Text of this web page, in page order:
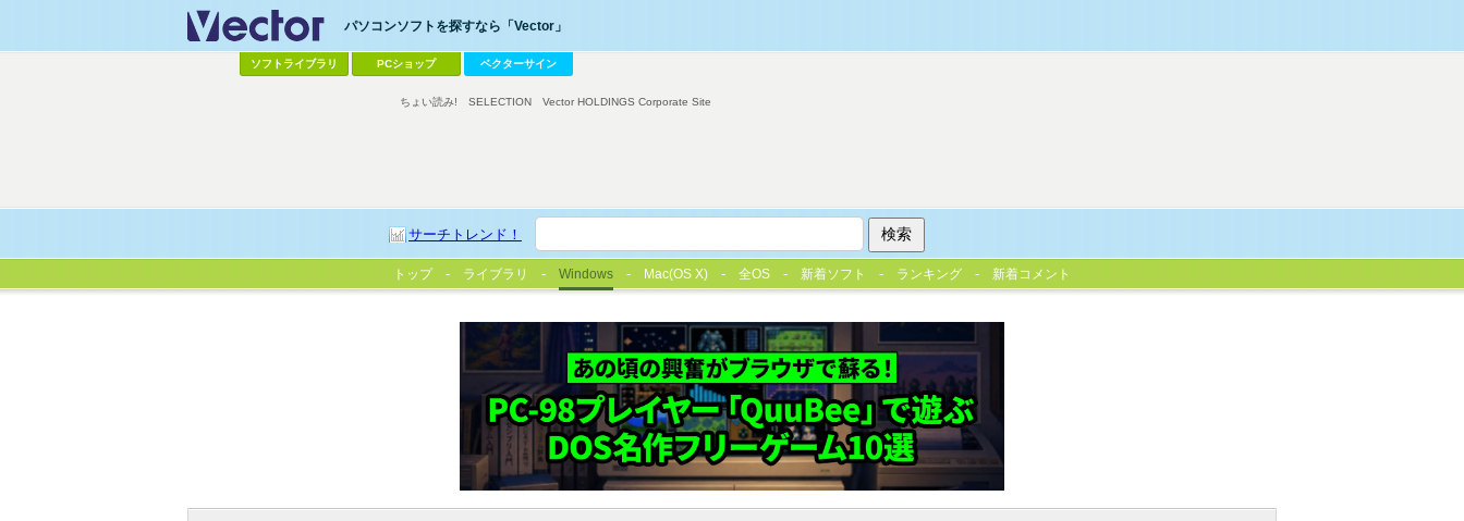
パソコンソフトを探すなら「Vector」
ソフトライブラリ PCショップ ベクターサイン
サーチトレンド！
ちょい読み! SELECTION Vector HOLDINGS Corporate Site
トップ ライブラリ Windows Mac(OS X) 全OS 新着ソフト ランキング 新着コメント